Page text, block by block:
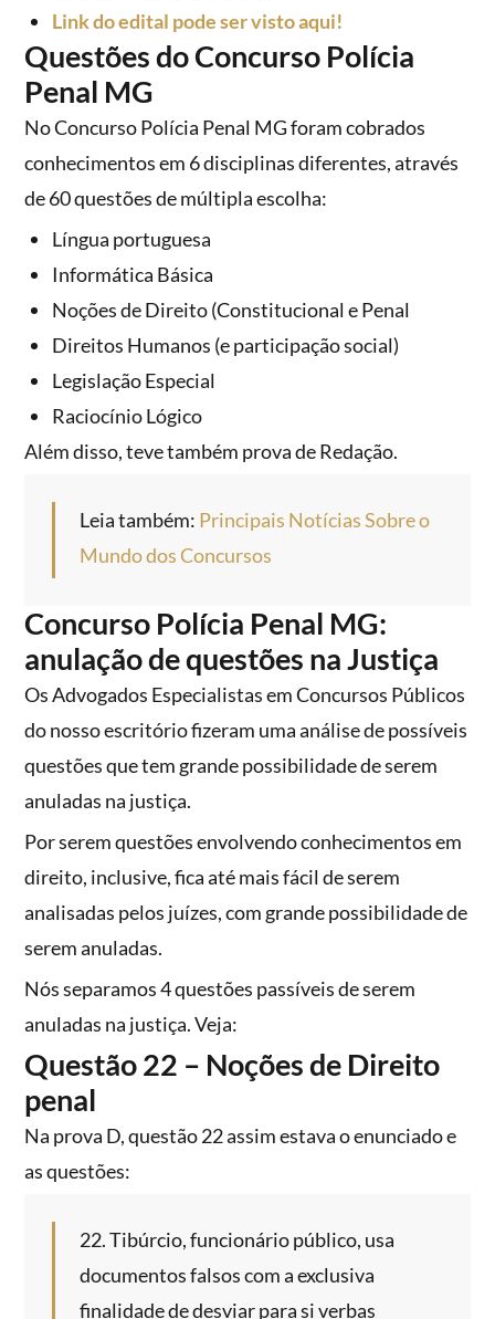
Link do edital pode ser visto aqui!
Questões do Concurso Polícia
Penal MG
No Concurso Polícia Penal MG foram cobrados
conhecimentos em 6 disciplinas diferentes, através
de 60 questões de múltipla escolha:
Língua portuguesa
Informática Básica
Noções de Direito (Constitucional e Penal
Direitos Humanos (e participação social)
Legislação Especial
Raciocínio Lógico
Além disso, teve também prova de Redação.
Leia também: Principais Notícias Sobre o
Mundo dos Concursos
Concurso Polícia Penal MG:
anulação de questões na Justiça
Os Advogados Especialistas em Concursos Públicos
do nosso escritório fizeram uma análise de possíveis
questões que tem grande possibilidade de serem
anuladas na justiça.
Por serem questões envolvendo conhecimentos em
direito, inclusive, fica até mais fácil de serem
analisadas pelos juízes, com grande possibilidade de
serem anuladas.
Nós separamos 4 questões passíveis de serem
anuladas na justiça. Veja:
Questão 22 – Noções de Direito
penal
Na prova D, questão 22 assim estava o enunciado e
as questões:
22. Tibúrcio, funcionário público, usa
documentos falsos com a exclusiva
finalidade de desviar para si verbas